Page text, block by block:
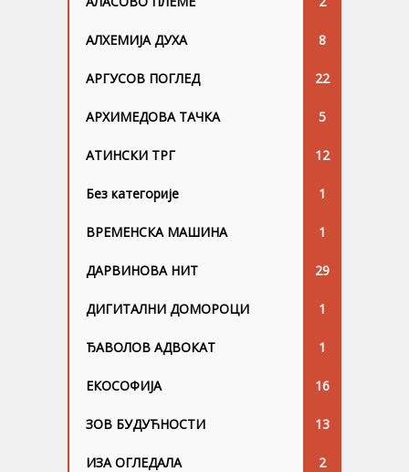
АЛХЕМИЈА ДУХА 8
АРГУСОВ ПОГЛЕД 22
АРХИМЕДОВА ТАЧКА 5
АТИНСКИ ТРГ 12
Без категорије 1
ВРЕМЕНСКА МАШИНА 1
ДАРВИНОВА НИТ 29
ДИГИТАЛНИ ДОМОРОЦИ 1
ЂАВОЛОВ АДВОКАТ 1
ЕКОСОФИЈА 16
ЗОВ БУДУЋНОСТИ 13
ИЗА ОГЛЕДАЛА 2